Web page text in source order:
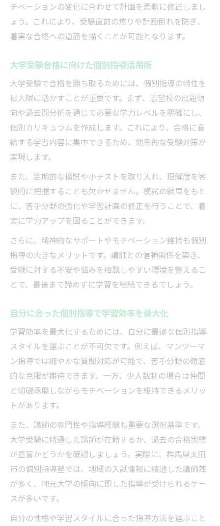
チベーションの変化に合わせて計画を柔軟に修正しまし
ょう。これにより、受験直前の焦りや計画倒れを防ぎ、
着実な合格への道筋を描くことが可能となります。
大学受験合格に向けた個別指導活用術
大学受験で合格を勝ち取るためには、個別指導の特性を
最大限に活かすことが重要です。まず、志望校の出題傾
向や過去問分析を通じて必要な学力レベルを明確にし、
個別カリキュラムを作成します。これにより、合格に直
結する学習内容に集中できるため、効率的な受験対策が
実現します。
また、定期的な模試や小テストを取り入れ、理解度を客
観的に把握することも欠かせません。模試の結果をもと
に、苦手分野の強化や学習計画の修正を行うことで、着
実に学力アップを図ることができます。
さらに、精神的なサポートやモチベーション維持も個別
指導の大きなメリットです。講師との信頼関係を築き、
受験に対する不安や悩みを相談しやすい環境を整えるこ
とで、最後まで諦めずに学習を継続できるでしょう。
自分に合った個別指導で学習効率を最大化
学習効率を最大化するためには、自分に最適な個別指導
スタイルを選ぶことが不可欠です。例えば、マンツーマ
ン指導では細やかな質問対応が可能で、苦手分野の徹底
的な克服が期待できます。一方、少人数制の場合は仲間
と切磋琢磨しながらモチベーションを維持できるメリッ
トがあります。
また、講師の専門性や指導経験も重要な選択基準です。
大学受験に精通した講師が在籍するか、過去の合格実績
が豊富かどうかを確認しましょう。実際に、群馬県太田
市の個別指導塾では、地域の入試情報に精通した講師陣
が多く、地元大学の傾向に即した指導が受けられるケー
スが多いです。
自分の性格や学習スタイルに合った指導方法を選ぶこと